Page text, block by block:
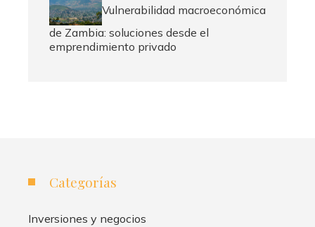
Vulnerabilidad macroeconómica
de Zambia: soluciones desde el
emprendimiento privado
Categorías
Inversiones y negocios